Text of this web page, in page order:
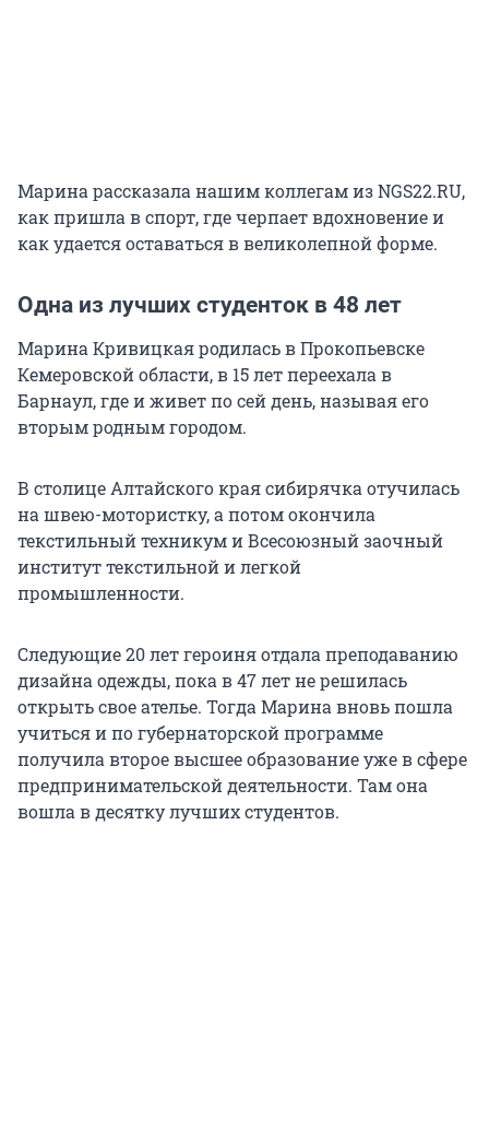
Марина рассказала нашим коллегам из NGS22.RU,
как пришла в спорт, где черпает вдохновение и
как удается оставаться в великолепной форме.
Одна из лучших студенток в 48 лет
Марина Кривицкая родилась в Прокопьевске
Кемеровской области, в 15 летпереехала в
Барнаул, где и живет по сей день, называя его
вторым родным городом.
В столице Алтайского края сибирячка отучилась
на швею-мотористку, а потом окончила
текстильный техникум и Всесоюзный заочный
институт текстильной и легкой
промышленности.
Следующие20 летгероиня отдала преподаванию
дизайна одежды, пока в47 летне решилась
открыть свое ателье. Тогда Марина вновь пошла
учиться и по губернаторской программе
получила второе высшее образование уже в сфере
предпринимательской деятельности. Там она
вошла в десятку лучших студентов.